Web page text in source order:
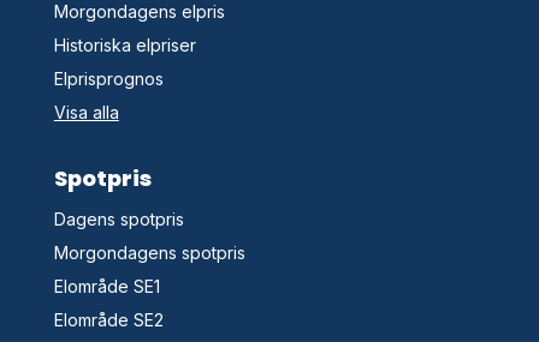
Morgondagens elpris
Historiska elpriser
Elprisprognos
Visa alla
Spotpris
Dagens spotpris
Morgondagens spotpris
Elområde SE1
Elområde SE2